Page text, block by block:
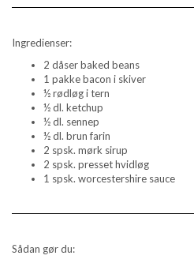
Ingredienser:
2 dåser baked beans
1 pakke bacon i skiver
½ rødløg i tern
½ dl. ketchup
½ dl. sennep
½ dl. brun farin
2 spsk. mørk sirup
2 spsk. presset hvidløg
1 spsk. worcestershire sauce
Sådan gør du: